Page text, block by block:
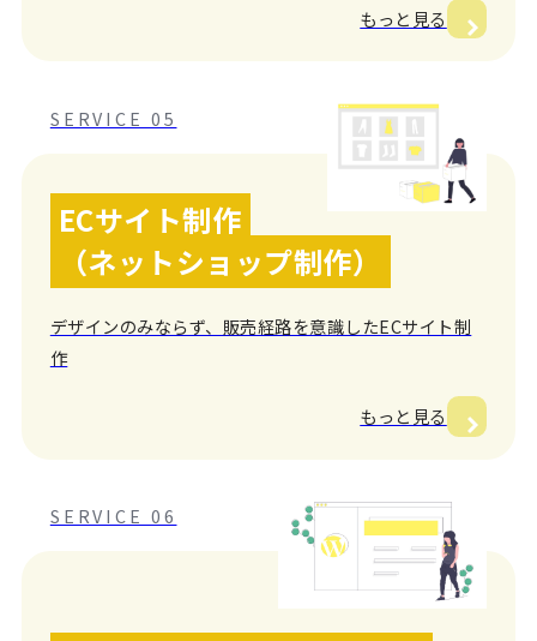
もっと見る
SERVICE 05
ECサイト制作
（ネットショップ制作）
デザインのみならず、販売経路を意識したECサイト制
作
もっと見る
SERVICE 06